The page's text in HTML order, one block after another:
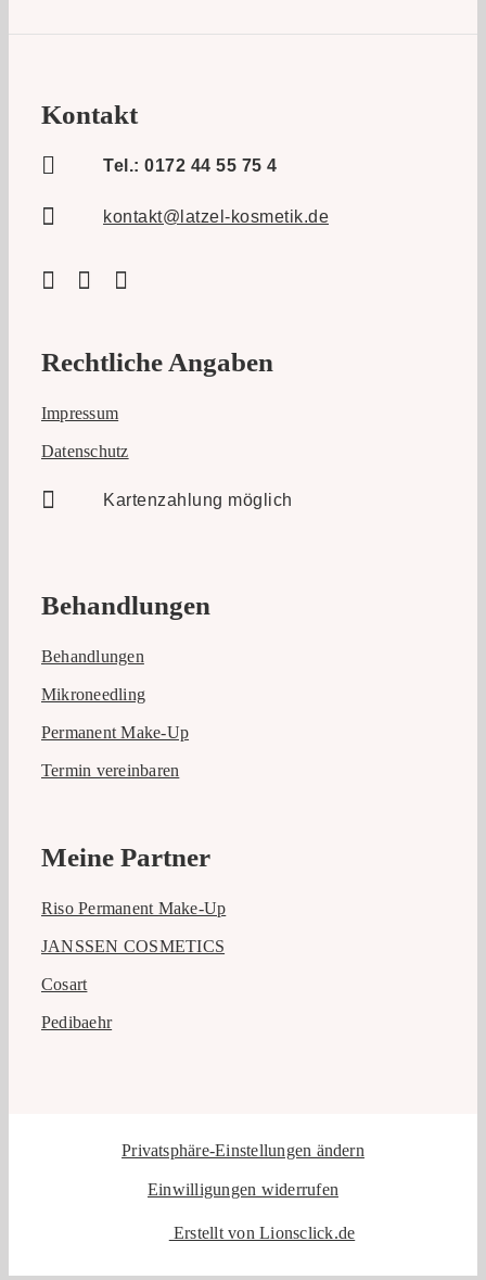
Kontakt
Tel.: 0172 44 55 75 4
kontakt@latzel-kosmetik.de
Rechtliche Angaben
Impressum
Datenschutz
Kartenzahlung möglich
Behandlungen
Behandlungen
Mikroneedling
Permanent Make-Up
Termin vereinbaren
Meine Partner
Riso Permanent Make-Up
JANSSEN COSMETICS
Cosart
Pedibaehr
Privatsphäre-Einstellungen ändern
Einwilligungen widerrufen
Erstellt von Lionsclick.de